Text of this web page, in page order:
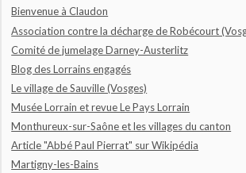
Bienvenue à Claudon
Association contre la décharge de Robécourt
Comité de jumelage Darney-Austerlitz
Blog des Lorrains engagés
Le village de Sauville (Vosges)
Musée Lorrain et revue Le Pays Lorrain
Monthureux-sur-Saône et les villages du canton
Article "Abbé Paul Pierrat" sur Wikipédia
Martigny-les-Bains